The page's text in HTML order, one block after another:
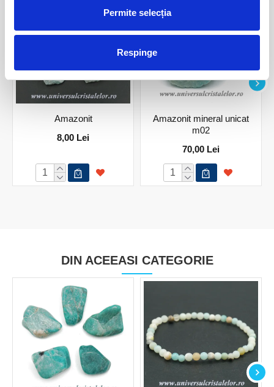
Permite selecția
Respinge
Amazonit
8,00 Lei
Amazonit mineral unicat
m02
70,00 Lei
DIN ACEEASI CATEGORIE